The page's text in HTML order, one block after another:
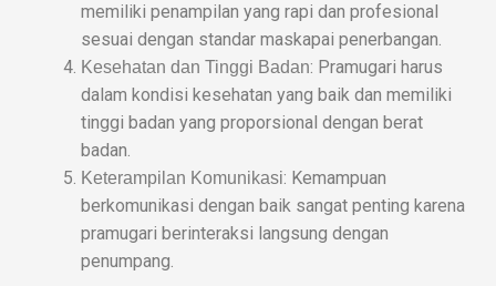
memiliki penampilan yang rapi dan profesional
sesuai dengan standar maskapai penerbangan.
Kesehatan dan Tinggi Badan: Pramugari harus
dalam kondisi kesehatan yang baik dan memiliki
tinggi badan yang proporsional dengan berat
badan.
Keterampilan Komunikasi: Kemampuan
berkomunikasi dengan baik sangat penting karena
pramugari berinteraksi langsung dengan
penumpang.